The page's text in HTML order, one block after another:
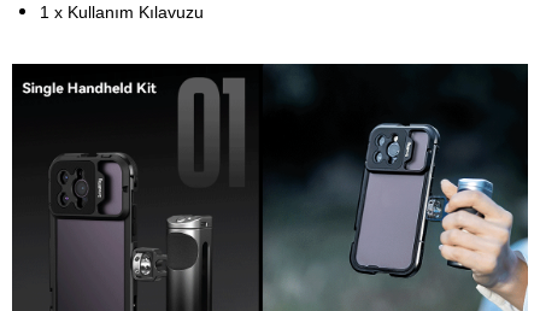
1 x Kullanım Kılavuzu